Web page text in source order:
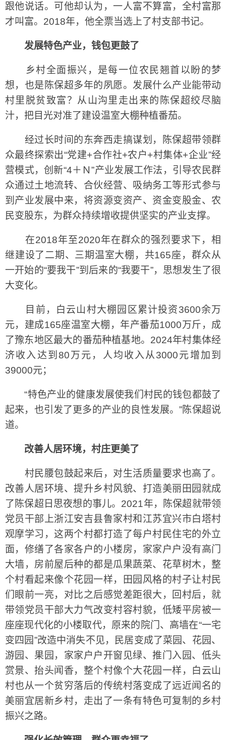
跟他说话。可他却认为，一人富不算富，全村富那
才叫富。2018年，他全票当选上了村支部书记。
发展特色产业，钱包更鼓了
乡村全面振兴，是每一位农民翘首以盼的梦
想，也是陈保超多年的夙愿。发展什么产业能带动
村里脱贫致富？从山沟里走出来的陈保超绞尽脑
汁，把目光对准了建设温室大棚种植番茄。
经过长时间的东奔西走搞谋划，陈保超带领群
众最终探索出“党建+合作社+农户+村集体+企业”经
营模式，创新“4＋Ｎ”产业发展工作法，引导农民群
众通过土地流转、合伙经营、吸纳务工等形式参与
到产业发展中来，将资源变资产、资金变股金、农
民变股东，为群众持续增收提供坚实的产业支撑。
在2018年至2020年在群众的强烈要求下，相
继建设了二期、三期温室大棚，共165座，群众从
一开始的“要我干”到后来的“我要干”，思想发生了很
大变化。
目前，白云山村大棚园区累计投资3600余万
元，建成165座温室大棚，年产番茄1000万斤，成
了豫东地区最大的番茄种植基地。2024年村集体经
济收入达到80万元，人均收入从3000元增加到
39000元；
“特色产业的健康发展使我们村民的钱包都鼓了
起来，也引发了更多的产业的良性发展。”陈保超说
道。
改善人居环境，村庄更美了
村民腰包鼓起来后，对生活质量要求也高了。
改善人居环境、提升乡村风貌、打造美丽田园就成
了陈保超日思夜想的事儿。2021年，陈保超就带领
党员干部上浙江安吉县鲁家村和江苏宜兴市白塔村
观摩学习，这两个村都打造了每户村民住宅的外立
面，修缮了各家各户的小楼房，家家户户没有高门
大墙，房前屋后种的都是瓜果蔬菜、花草树木，整
个村看起来像个花园一样，田园风格的村子让村民
们眼前一亮，对比之后感觉差距很大，回村后，就
带领党员干部大力气改变村容村貌，低矮平房被一
座座现代化的小楼取代，原来的院门、高墙在“一宅
变四园”改造中消失不见，民居变成了菜园、花园、
游园、果园，家家户户开窗见绿、推门入园、低头
赏景、抬头闻香，整个村像个大花园一样，白云山
村也从一个贫穷落后的传统村落变成了远近闻名的
美丽宜居新乡村，走出了一条有特色可复制的乡村
振兴之路。